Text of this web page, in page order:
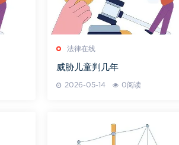
法律在线
威胁儿童判几年
2026-05-14 0阅读